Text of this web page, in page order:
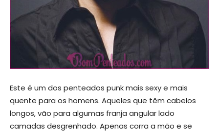
Este é um dos penteados punk mais sexy e mais
quente para os homens. Aqueles que têm cabelos
longos, vão para algumas franja angular lado
camadas desgrenhado. Apenas corra a mão e se